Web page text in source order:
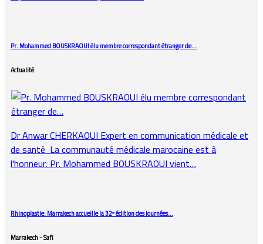
Pr. Mohammed BOUSKRAOUI élu membre correspondant étranger de…
Actualité
Dr Anwar CHERKAOUI Expert en communication médicale et
de santé La communauté médicale marocaine est à
l'honneur. Pr. Mohammed BOUSKRAOUI vient…
Rhinoplastie: Marrakech accueille la 32ᵉ édition des Journées…
Marrakech - Safi